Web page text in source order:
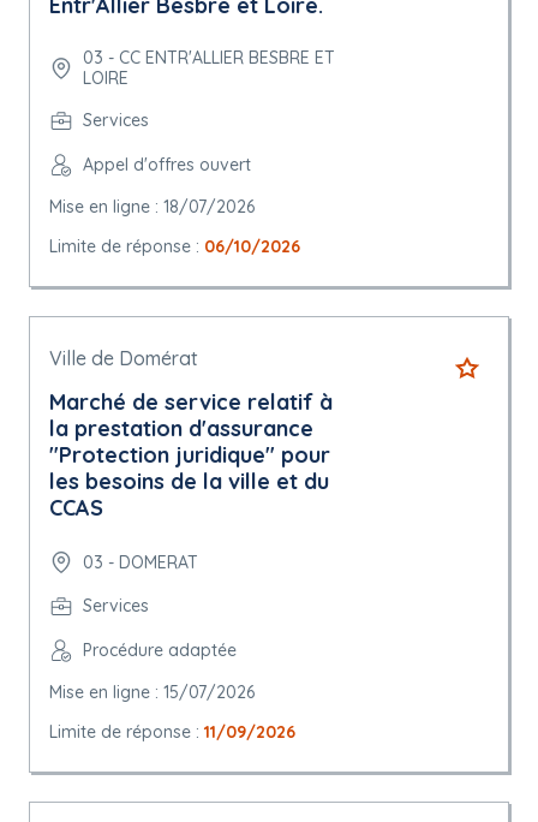
Entr'Allier Besbre et Loire.
03 - CC ENTR'ALLIER BESBRE ET
LOIRE
Services
Appel d'offres ouvert
Mise en ligne : 18/07/2026
Limite de réponse : 06/10/2026
Ville de Domérat
Marché de service relatif à
la prestation d'assurance
"Protection juridique" pour
les besoins de la ville et du
CCAS
03 - DOMERAT
Services
Procédure adaptée
Mise en ligne : 15/07/2026
Limite de réponse : 11/09/2026